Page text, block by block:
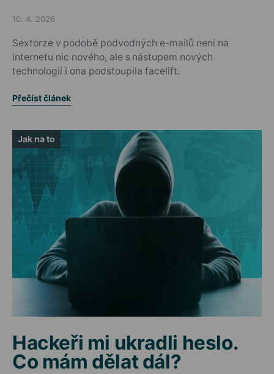
Posted on
10. 4. 2026
Sextorze v podobě podvodných e-mailů není na
internetu nic nového, ale s nástupem nových
technologií i ona podstoupila facelift.
Přečíst článek
Jak na to
Hackeři mi ukradli heslo.
Co mám dělat dál?